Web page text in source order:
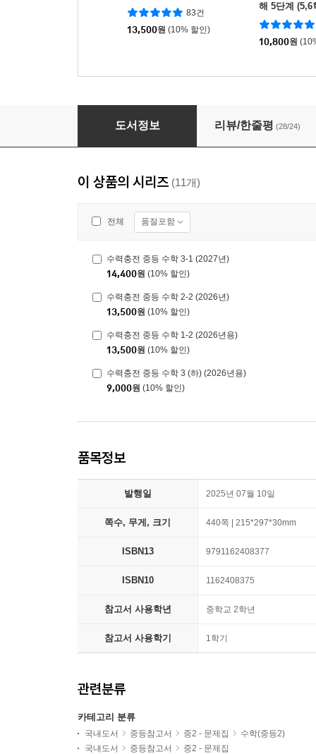
83건
13,500원 (10% 할인)
해 5단계 (5,6
10,800원
수력충전 중등 수학 2-1 (2026년)
도서정보 리뷰/한줄평 (28/24)
이 상품의 시리즈 (11개)
전체 품절포함
수력충전 중등 수학 3-1 (2027년)
14,400원 (10% 할인)
수력충전 중등 수학 2-2 (2026년)
13,500원 (10% 할인)
수력충전 중등 수학 1-2 (2026년용)
13,500원 (10% 할인)
수력충전 중등 수학 3 (하) (2026년용)
9,000원 (10% 할인)
품목정보
발행일 2025년 07월 10일
쪽수, 무게, 크기 440쪽 | 215*297*30mm
ISBN13 9791162408377
ISBN10 1162408375
참고서 사용학년 중학교 2학년
참고서 사용학기 1학기
관련분류
카테고리 분류
국내도서 중등참고서 중2 - 문제집
수학(중등2)
국내도서
중등참고서 중2 - 문제집